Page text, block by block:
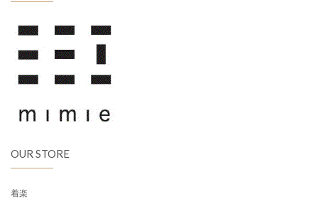
OUR STORE
着楽